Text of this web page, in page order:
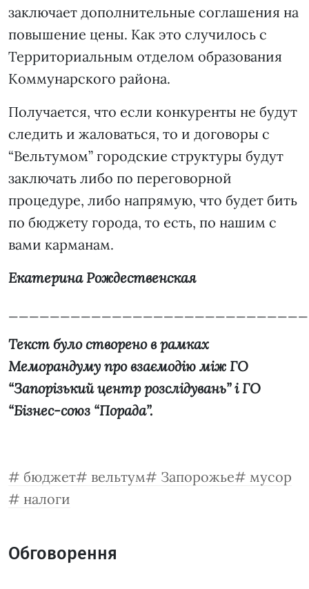
заключает дополнительные соглашения на
повышение цены. Как это случилось с
Территориальным отделом образования
Коммунарского района.
Получается, что если конкуренты не будут
следить и жаловаться, то и договоры с
“Вельтумом” городские структуры будут
заключать либо по переговорной
процедуре, либо напрямую, что будет бить
по бюджету города, то есть, по нашим с
вами карманам.
Екатерина Рождественская
Текст було створено в рамках
Меморандуму про взаємодію між ГО
“Запорізький центр розслідувань” і ГО
“Бізнес-союз “Порада”.
бюджет вельтум Запорожье
мусор
налоги
Обговорення